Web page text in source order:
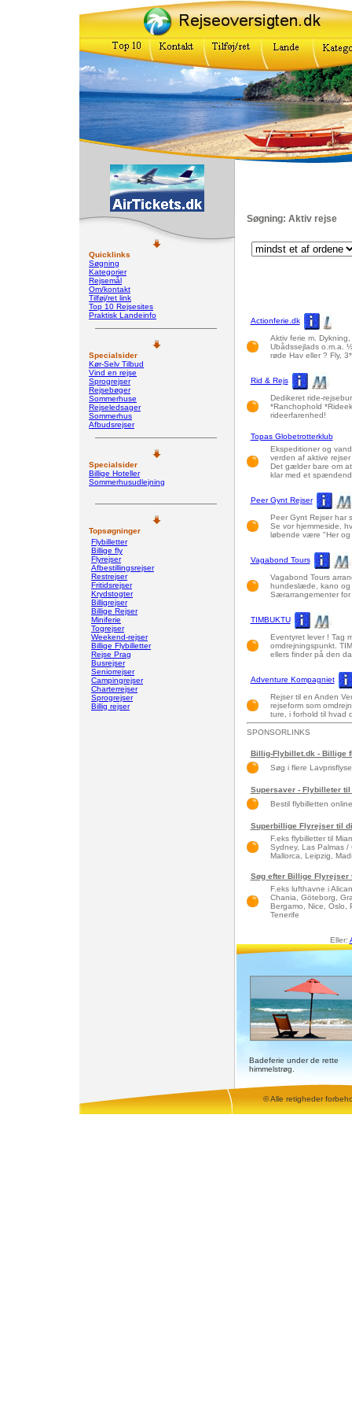
Quicklinks
Søgning
Kategorier
Rejsemål
Om/kontakt
Tilføj/ret link
Top 10 Rejsesites
Praktisk Landeinfo
Specialsider
Kør-Selv Tilbud
Vind en rejse
Sprogrejser
Rejsebøger
Sommerhuse
Rejseledsager
Sommerhus
Afbudsrejser
Specialsider
Billige Hoteller
Sommerhusudlejning
Topsøgninger
Flybilletter
Billige fly
Flyrejser
Afbestillingsrejser
Restrejser
Fritidsrejser
Krydstogter
Billigrejser
Billige Rejser
Miniferie
Togrejser
Weekend-rejser
Billige Flybilletter
Rejse Prag
Busrejser
Seniorrejser
Campingrejser
Charterrejser
Sprogrejser
Billig rejser
Søgning: Aktiv rejse
Actionferie.dk
Aktiv ferie m.
Ubådssejlads o.m.a.
røde Hav eller ? Fly,
Rid & Rejs
Dedikeret ride-
*Ranchophold
rideerfarenhed!
Topas Globetrotterklub
Ekspeditioner og
verden af aktive
Det gælder bare om
klar med et
Peer Gynt Rejser
Peer Gynt Rejser har
Se vor hjemmeside,
løbende være "Her
Vagabond Tours
Vagabond Tours
hundeslæde, kano og
Særarrangementer for
TIMBUKTU
Eventyret lever ! Tag
omdrejningspunkt.
ellers finder på den
Adventure Kompagniet
Rejser til en Anden
rejseform som
ture, i forhold til hvad
SPONSORLINKS
Billig-Flybillet.dk - Billige
Søg i flere
Supersaver - Flybilleter
Bestil flybilletten
Superbillige Flyrejser til
F.eks flybilletter til
Sydney, Las Palmas /
Mallorca, Leipzig,
Søg efter Billige Flyrejser
F.eks lufthavne i
Chania, Göteborg,
Bergamo, Nice, Oslo,
Tenerife
Eller:
Badeferie under de rette
himmelstrøg.
© Alle retigheder